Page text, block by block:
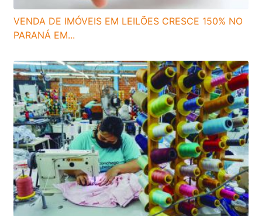
VENDA DE IMÓVEIS EM LEILÕES CRESCE 150% NO
PARANÁ EM...